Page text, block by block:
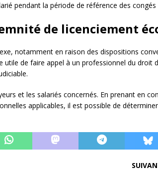
pendant la période de référence des congés
de licenciement
notamment en raison des dispositions
de faire appel à un professionnel du droit
et les salariés concernés. En prenant en
applicables, il est possible de